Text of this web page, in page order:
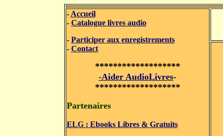
- Accueil
- Catalogue livres audio
- Participer aux enregistrements
- Contact
*******************
-Aider AudioLivres-
*******************
Partenaires
ELG : Ebooks Libres & Gratuits